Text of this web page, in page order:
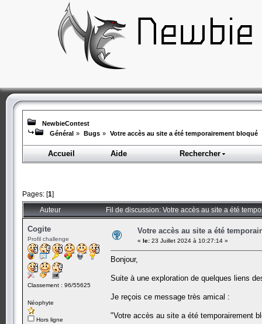
NewbieContest
Général » Bugs » Votre accès au site a été temporairement bloqué
Accueil Aide Rechercher
Pages: [1]
Auteur Fil de discussion: Votre accès au site a été
Cogite
Profil challenge
Classement : 96/55625
Néophyte
Hors ligne
Votre accès au site a été
« le: 23 Juillet 2024 à 10:27:14 »
Bonjour,
Suite à une exploration de quelques liens
Je reçois ce message très amical :
"Votre accès au site a été temporairement